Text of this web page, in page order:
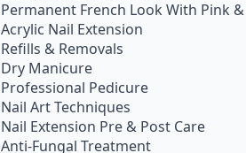
Permanent French Look With Pink
Acrylic Nail Extension
Refills & Removals
Dry Manicure
Professional Pedicure
Nail Art Techniques
Nail Extension Pre & Post Care
Anti-Fungal Treatment